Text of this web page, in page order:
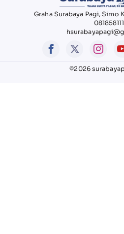
Graha Surabaya Pagi, Simo
©2026